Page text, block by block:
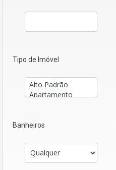
Tipo de Imóvel
Banheiros